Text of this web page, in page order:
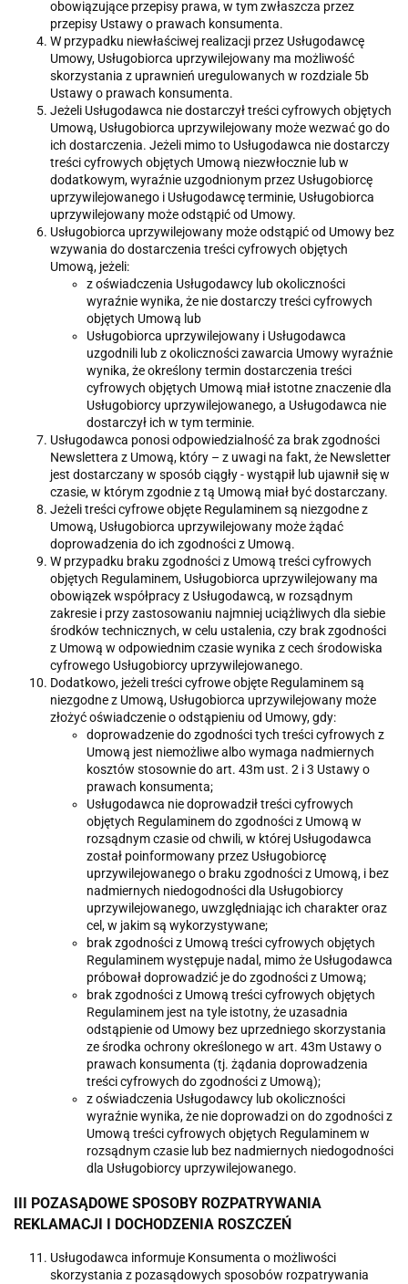
obowiązujące przepisy prawa, w tym zwłaszcza przez
przepisy Ustawy o prawach konsumenta.
W przypadku niewłaściwej realizacji przez Usługodawcę
Umowy, Usługobiorca uprzywilejowany ma możliwość
skorzystania z uprawnień uregulowanych w rozdziale 5b
Ustawy o prawach konsumenta.
Jeżeli Usługodawca nie dostarczył treści cyfrowych objętych
Umową, Usługobiorca uprzywilejowany może wezwać go do
ich dostarczenia. Jeżeli mimo to Usługodawca nie dostarczy
treści cyfrowych objętych Umową niezwłocznie lub w
dodatkowym, wyraźnie uzgodnionym przez Usługobiorcę
uprzywilejowanego i Usługodawcę terminie, Usługobiorca
uprzywilejowany może odstąpić od Umowy.
Usługobiorca uprzywilejowany może odstąpić od Umowy bez
wzywania do dostarczenia treści cyfrowych objętych
Umową, jeżeli:
z oświadczenia Usługodawcy lub okoliczności
wyraźnie wynika, że nie dostarczy treści cyfrowych
objętych Umową lub
Usługobiorca uprzywilejowany i Usługodawca
uzgodnili lub z okoliczności zawarcia Umowy wyraźnie
wynika, że określony termin dostarczenia treści
cyfrowych objętych Umową miał istotne znaczenie dla
Usługobiorcy uprzywilejowanego, a Usługodawca nie
dostarczył ich w tym terminie.
Usługodawca ponosi odpowiedzialność za brak zgodności
Newslettera z Umową, który – z uwagi na fakt, że Newsletter
jest dostarczany w sposób ciągły - wystąpił lub ujawnił się w
czasie, w którym zgodnie z tą Umową miał być dostarczany.
Jeżeli treści cyfrowe objęte Regulaminem są niezgodne z
Umową, Usługobiorca uprzywilejowany może żądać
doprowadzenia do ich zgodności z Umową.
W przypadku braku zgodności z Umową treści cyfrowych
objętych Regulaminem, Usługobiorca uprzywilejowany ma
obowiązek współpracy z Usługodawcą, w rozsądnym
zakresie i przy zastosowaniu najmniej uciążliwych dla siebie
środków technicznych, w celu ustalenia, czy brak zgodności
z Umową w odpowiednim czasie wynika z cech środowiska
cyfrowego Usługobiorcy uprzywilejowanego.
Dodatkowo, jeżeli treści cyfrowe objęte Regulaminem są
niezgodne z Umową, Usługobiorca uprzywilejowany może
złożyć oświadczenie o odstąpieniu od Umowy, gdy:
doprowadzenie do zgodności tych treści cyfrowych z
Umową jest niemożliwe albo wymaga nadmiernych
kosztów stosownie do art. 43m ust. 2 i 3 Ustawy o
prawach konsumenta;
Usługodawca nie doprowadził treści cyfrowych
objętych Regulaminem do zgodności z Umową w
rozsądnym czasie od chwili, w której Usługodawca
został poinformowany przez Usługobiorcę
uprzywilejowanego o braku zgodności z Umową, i bez
nadmiernych niedogodności dla Usługobiorcy
uprzywilejowanego, uwzględniając ich charakter oraz
cel, w jakim są wykorzystywane;
brak zgodności z Umową treści cyfrowych objętych
Regulaminem występuje nadal, mimo że Usługodawca
próbował doprowadzić je do zgodności z Umową;
brak zgodności z Umową treści cyfrowych objętych
Regulaminem jest na tyle istotny, że uzasadnia
odstąpienie od Umowy bez uprzedniego skorzystania
ze środka ochrony określonego w art. 43m Ustawy o
prawach konsumenta (tj. żądania doprowadzenia
treści cyfrowych do zgodności z Umową);
z oświadczenia Usługodawcy lub okoliczności
wyraźnie wynika, że nie doprowadzi on do zgodności z
Umową treści cyfrowych objętych Regulaminem w
rozsądnym czasie lub bez nadmiernych niedogodności
dla Usługobiorcy uprzywilejowanego.
III POZASĄDOWE SPOSOBY ROZPATRYWANIA
REKLAMACJI I DOCHODZENIA ROSZCZEŃ
Usługodawca informuje Konsumenta o możliwości
skorzystania z pozasądowych sposobów rozpatrywania